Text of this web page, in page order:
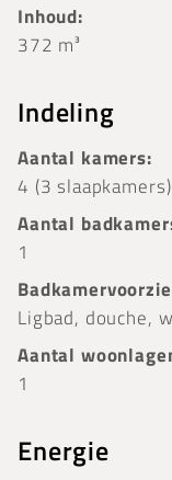
Inhoud:
372 m³
Indeling
Aantal kamers:
4 (3 slaapkamers)
Aantal
1
Ligbad, douche,
Aantal
1
Energie